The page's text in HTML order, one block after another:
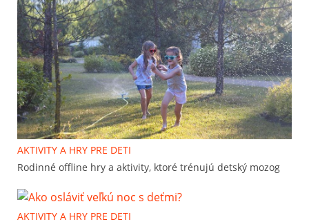
AKTIVITY A HRY PRE DETI
Rodinné offline hry a aktivity, ktoré trénujú detský mozog
AKTIVITY A HRY PRE DETI